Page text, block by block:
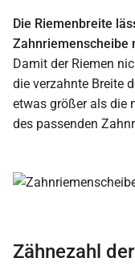
Die Riemenbreite
Zahnriemenscheibe
Damit der Riemen
die verzahnte Breite
etwas größer als die
des passenden
Zähnezahl